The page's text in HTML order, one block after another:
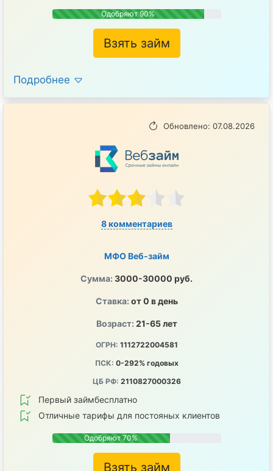
Одобряют 90%
Взять займ
Подробнее
Обновлено: 07.08.2026
8 комментариев
МФО Веб-займ
Сумма: 3000-30000 руб.
Ставка: от 0 в день
Возраст: 21-65 лет
ОГРН: 1112722004581
ПСК: 0-292% годовых
ЦБ РФ: 2110827000326
Первый займбесплатно
Отличные тарифы для постояных клиентов
Одобряют 70%
Взять займ